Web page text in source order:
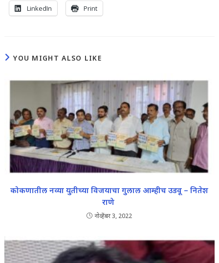
LinkedIn Print
YOU MIGHT ALSO LIKE
कोकणातील नव्या युतीच्या विजयाचा गुलाल आम्हीच उडवू – नितेश
राणे
नोव्हेंबर 3, 2022